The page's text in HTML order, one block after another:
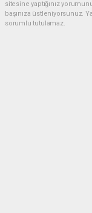
sitesine yaptığınız
başınıza üstleniyorsunuz.
sorumlu tutulamaz.